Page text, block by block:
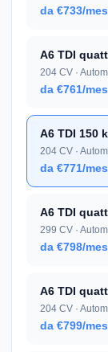
da €733/
A6 TDI
204 CV ·
da €761/
A6 TDI 150
204 CV ·
da €771/
A6 TDI
299 CV ·
da €798/
A6 TDI
204 CV ·
da €799/